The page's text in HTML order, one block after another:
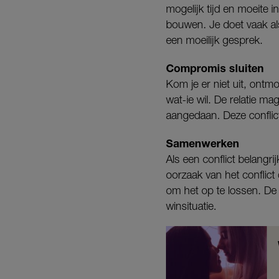
mogelijk tijd en moeite
bouwen. Je doet vaak
een moeilijk gesprek.
Compromis sluiten
Kom je er niet uit,
wat-ie wil. De relatie
aangedaan. Deze
Samenwerken
Als een conflict
oorzaak van het conflict
om het op te lossen.
winsituatie.